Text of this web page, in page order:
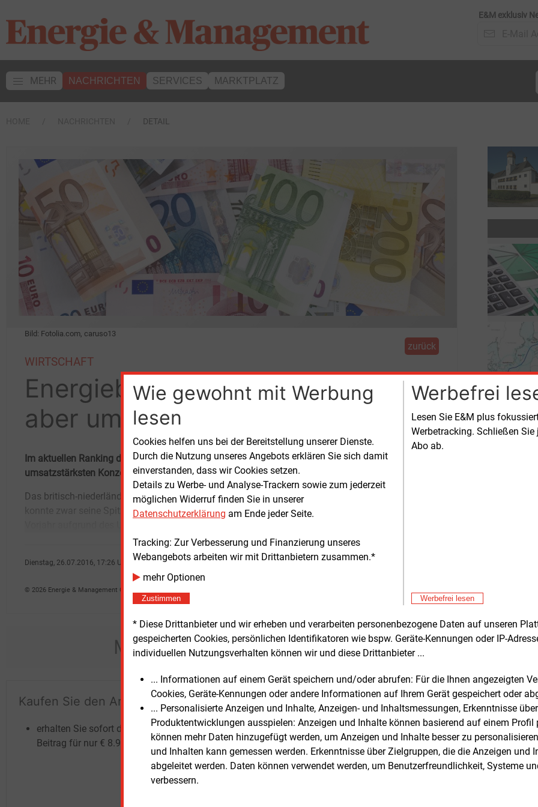
E&M exklusiv
MEHR NACHRICHTEN SERVICES MARKTPLATZ
DETAIL
Wie gewohnt mit Werbung
lesen
Cookies helfen uns bei der Bereitstellung unserer Dienste.
Durch die Nutzung unseres Angebots erklären Sie sich damit
einverstanden, dass wir Cookies setzen.
Details zu Werbe- und Analyse-Trackern sowie zum jederzeit
möglichen Widerruf finden Sie in unserer
Datenschutzerklärung am Ende jeder Seite.
Tracking: Zur Verbesserung und Finanzierung unseres
Webangebots arbeiten wir mit Drittanbietern zusammen.*
mehr Optionen
Zustimmen
Werbefrei
Lesen Sie E&M plus
Werbetracking. Schließen
Abo ab.
Werbefrei lesen
* Diese Drittanbieter und wir erheben und verarbeiten personenbezogene Daten auf unseren
gespeicherten Cookies, persönlichen Identifikatoren wie bspw. Geräte-Kennungen oder IP-
individuellen Nutzungsverhalten können wir und diese Drittanbieter ...
... Informationen auf einem Gerät speichern und/oder abrufen: Für die Ihnen angezeigten
Cookies, Geräte-Kennungen oder andere Informationen auf Ihrem Gerät gespeichert oder
... Personalisierte Anzeigen und Inhalte, Anzeigen- und Inhaltsmessungen, Erkenntnisse
Produktentwicklungen ausspielen: Anzeigen und Inhalte können basierend auf einem Profil
können mehr Daten hinzugefügt werden, um Anzeigen und Inhalte besser zu
und Inhalten kann gemessen werden. Erkenntnisse über Zielgruppen, die die Anzeigen und
abgeleitet werden. Daten können verwendet werden, um Benutzerfreundlichkeit, Systeme
verbessern.
Bild: Fotolia.com, caruso13
zurück
WIRTSCHAFT
Energiebranche: Geringe Rendite
aber umsatzstark
Im aktuellen Ranking des Handelsblatts sind 22 Energieunternehmen unter den Top 100 der
umsatzstärksten Konzerne in Europa. Platz 1 belegt der Ölmulti Royal Dutch Shell.
Das britisch-niederländische Unternehmen
konnte zwar seine Spitzenstellung zum
240,2 Mrd. Euro im Jahr 2015 halten. Der
Gewinn betrug jedoch nur 1,76 Mrd.
Dienstag, 26.07.2016, 17:26 Uhr
© 2026 Energie & Management GmbH
Möchten Sie diese und weitere Nachrichten
Kaufen Sie den Artikel
erhalten Sie sofort diesen redaktionellen
Beitrag für nur € 8.93
Testen SieE&M
kostenlos
und unverbindlich
Zwei Wochen kostenfreier Zugang
Zugang auf stündlich aktualisierte
Nachrichten mit Prognose- und
Login